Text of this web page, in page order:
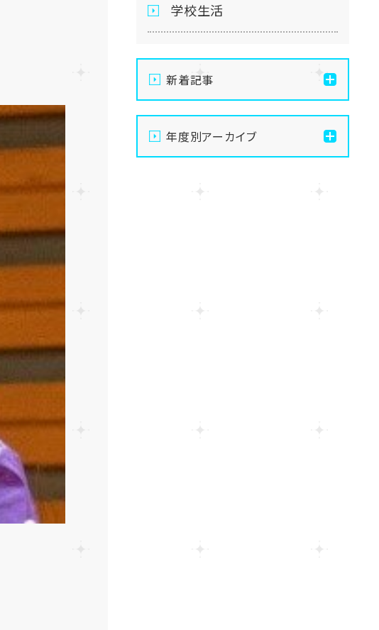
学校生活
新着記事
【なんば】体験授業で高級
感のあるマンゴータルト作
りました！🥭✨
年度別アーカイブ